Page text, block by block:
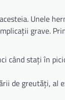
Unele
grave.
când stați în
de greutăți, al